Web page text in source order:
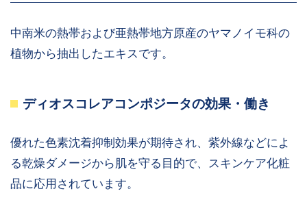
中南米の熱帯および亜熱帯地方原産のヤマノイモ科の
植物から抽出したエキスです。
ディオスコレアコンポジータの効果・働き
優れた色素沈着抑制効果が期待され、紫外線などによ
る乾燥ダメージから肌を守る目的で、スキンケア化粧
品に応用されています。